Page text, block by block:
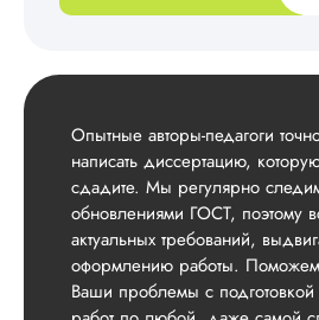
Опытные авторы-педагоги
написать диссертацию,
сдадите. Мы регулярно
обновлениями ГОСТ, поэтому
актуальных требований,
оформлению работы.
Ваши проблемы с подготовкой